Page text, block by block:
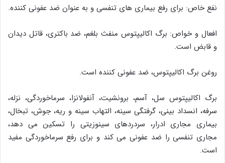
نفع خاص: برای رفع بیماری های تنفسی و به عنوان ضد عفونی کننده.
افعال و خواص: برگ اکالیپتوس منفث بلغم، ضد باکتری، قاتل دیدان
و قابض است.
روغن برگ اکالیپتوس، ضد عفونی کننده است.
برگ اکالیپتوس سل، آسم، برونشیت، آنفولانزا، سرماخوردگی، نزله،
سرفه، انسداد بینی، گرفتگی سینه، التهاب سینه و ریه، جوش، تبخال،
بیماری مجاری ادرار، سردردهای سینوزیتی را تسکین می دهد،
مجاری تنفسی را ضد عفونی می کند و برای رفع سرماخوردگی مفید
است.